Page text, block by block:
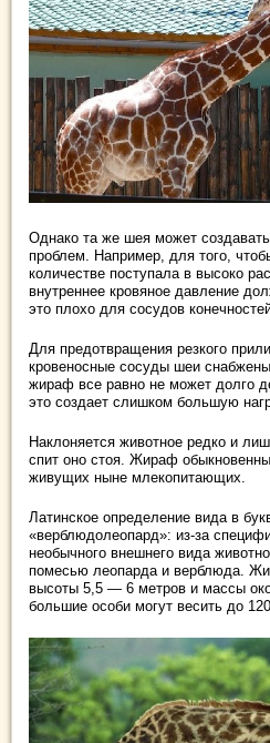
Однако та же шея может
проблем. Например, для того,
количестве поступала в высоко
внутреннее кровяное давление
это плохо для сосудов
Для предотвращения резкого
кровеносные сосуды шеи
жираф все равно не может долго
это создает слишком большую
Наклоняется животное редко и
спит оно стоя. Жираф
живущих ныне млекопитающих.
Латинское определение вида в
«верблюдолеопард»: из-за
необычного внешнего вида
помесью леопарда и верблюда.
высоты 5,5 — 6 метров и массы
большие особи могут весить до